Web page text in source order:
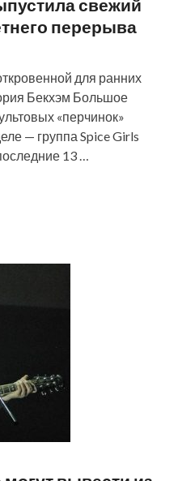
свежий
перерыва
для ранних
Бекхэм Большое
«перчинок»
— группа Spice Girls
13 …